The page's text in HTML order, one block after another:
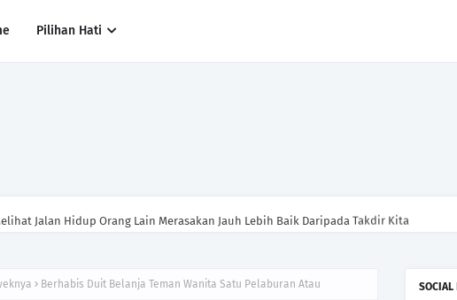
Pilihan Hati
Jalan Hidup Orang Lain Merasakan Jauh Lebih Baik Daripada Takdir Kita
Berhabis Duit Belanja Teman Wanita Satu Pelaburan Atau SOCIAL